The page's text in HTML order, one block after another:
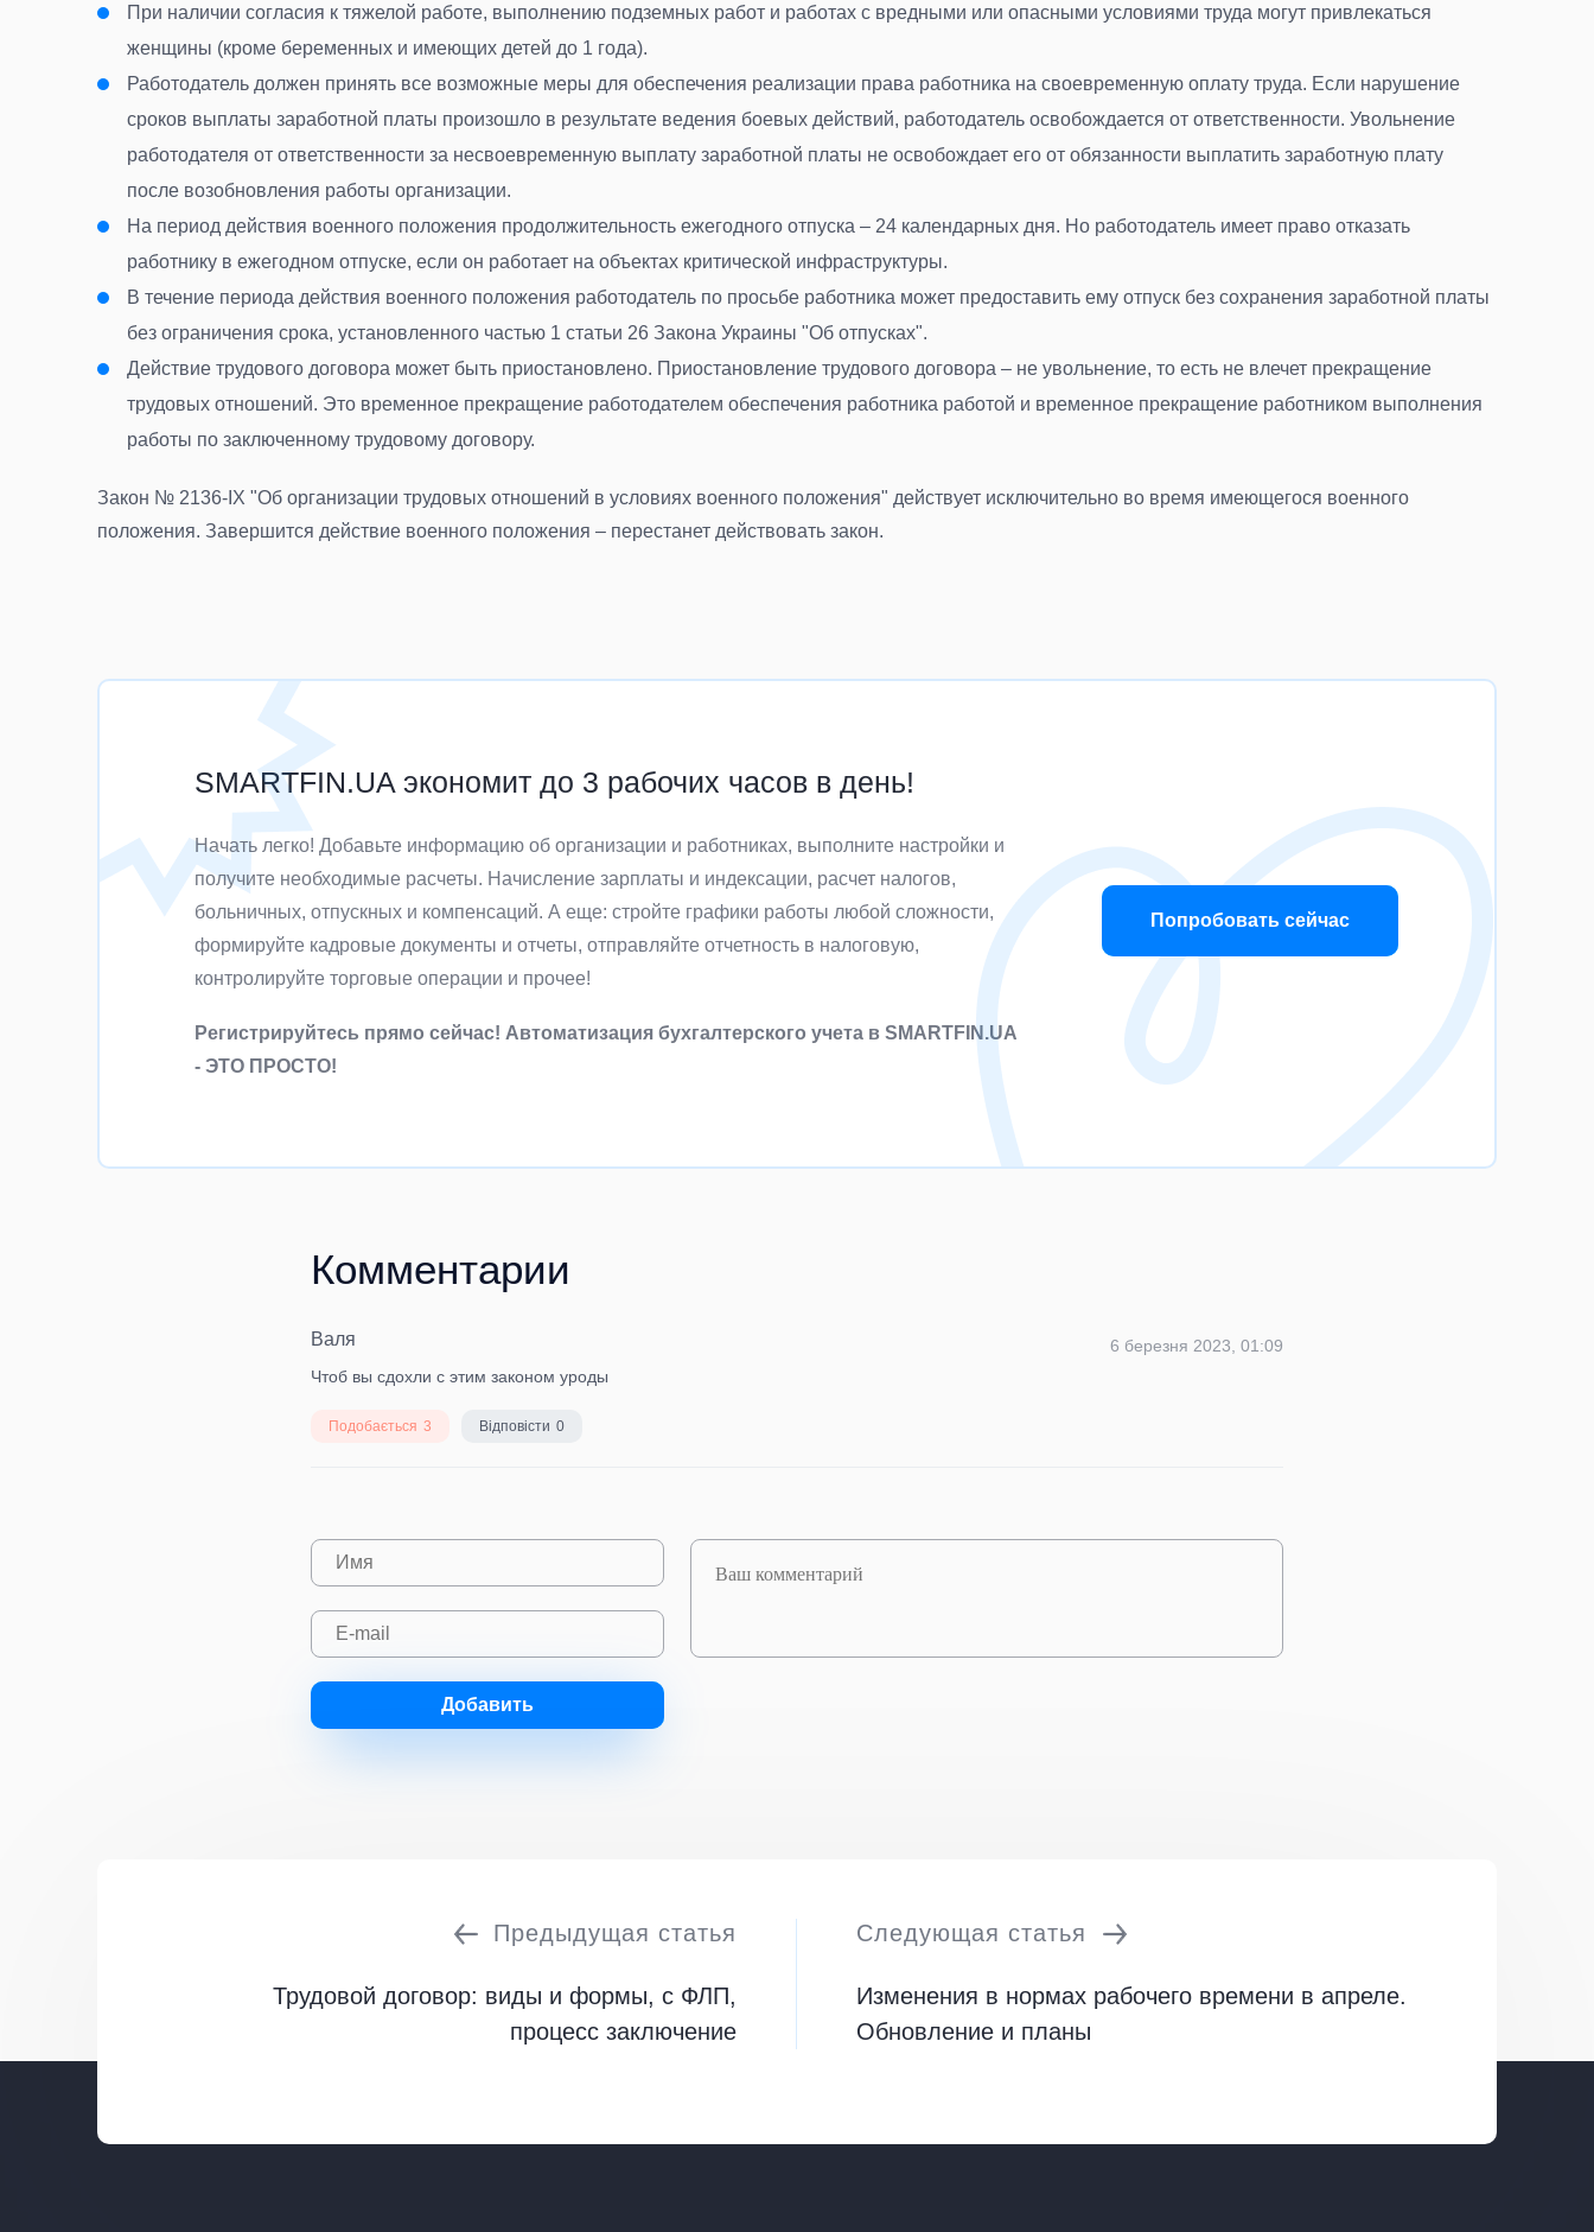
При наличии согласия к тяжелой работе, выполнению подземных работ и работах с вредными или опасными условиями труда могут привлекаться
женщины (кроме беременных и имеющих детей до 1 года).
Работодатель должен принять все возможные меры для обеспечения реализации права работника на своевременную оплату труда. Если нарушение
сроков выплаты заработной платы произошло в результате ведения боевых действий, работодатель освобождается от ответственности. Увольнение
работодателя от ответственности за несвоевременную выплату заработной платы не освобождает его от обязанности выплатить заработную плату
после возобновления работы организации.
На период действия военного положения продолжительность ежегодного отпуска – 24 календарных дня. Но работодатель имеет право отказать
работнику в ежегодном отпуске, если он работает на объектах критической инфраструктуры.
В течение периода действия военного положения работодатель по просьбе работника может предоставить ему отпуск без сохранения заработной платы
без ограничения срока, установленного частью 1 статьи 26 Закона Украины "Об отпусках".
Действие трудового договора может быть приостановлено. Приостановление трудового договора – не увольнение, то есть не влечет прекращение
трудовых отношений. Это временное прекращение работодателем обеспечения работника работой и временное прекращение работником выполнения
работы по заключенному трудовому договору.
Закон № 2136-IX "Об организации трудовых отношений в условиях военного положения" действует исключительно во время имеющегося военного
положения. Завершится действие военного положения – перестанет действовать закон.
SMARTFIN.UA экономит до 3 рабочих часов в день!
Начать легко! Добавьте информацию об организации и работниках, выполните настройки и
получите необходимые расчеты. Начисление зарплаты и индексации, расчет налогов,
больничных, отпускных и компенсаций. А еще: стройте графики работы любой сложности,
формируйте кадровые документы и отчеты, отправляйте отчетность в налоговую,
контролируйте торговые операции и прочее!
Регистрируйтесь прямо сейчас! Автоматизация бухгалтерского учета в SMARTFIN.UA
- ЭТО ПРОСТО!
Попробовать сейчас
Комментарии
Валя
6 березня 2023, 01:09
Чтоб вы сдохли с этим законом уроды
Подобається 3 Відповісти 0
Добавить
Предыдущая статья
Трудовой договор: виды и формы, с ФЛП,
процесс заключение
Следующая статья
Изменения в нормах рабочего времени в апреле.
Обновление и планы